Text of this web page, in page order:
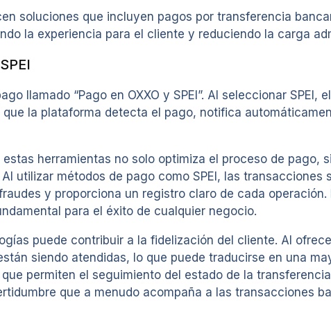
soluciones que incluyen pagos por transferencia
la experiencia para el cliente y reduciendo la carga
llamado “Pago en OXXO y SPEI”. Al seleccionar SPEI,
la plataforma detecta el pago, notifica
herramientas no solo optimiza el proceso de pago,
utilizar métodos de pago como SPEI, las transacciones
y proporciona un registro claro de cada
para el éxito de cualquier negocio.
puede contribuir a la fidelización del cliente. Al
siendo atendidas, lo que puede traducirse en una
permiten el seguimiento del estado de la
que a menudo acompaña a las transacciones